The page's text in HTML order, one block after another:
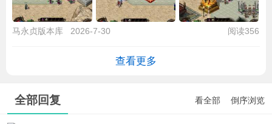
马永贞版本库 2026-7-30 阅读356
查看更多
全部回复 看全部 倒序浏览